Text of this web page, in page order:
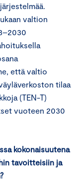
valtion
että valtio
tilaa
(TEN-T)
vuoteen 2030
kokonaisuutena
tavoitteisiin ja